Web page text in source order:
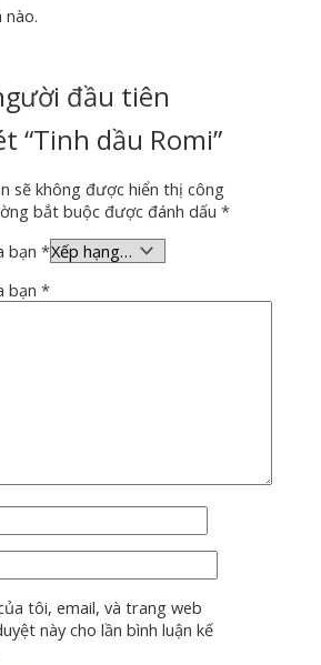
nào.
đầu tiên
“Tinh dầu Romi”
sẽ không được hiển thị công
bắt buộc được đánh dấu*
bạn*
bạn*
tôi, email, và trang web
này cho lần bình luận kế